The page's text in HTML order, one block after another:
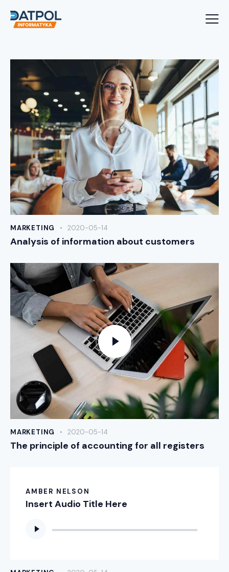
MARKETING 2020-05-14
Analysis of information about customers
MARKETING 2020-05-14
The principle of accounting for all registers
AMBER NELSON
Insert Audio Title Here
plików